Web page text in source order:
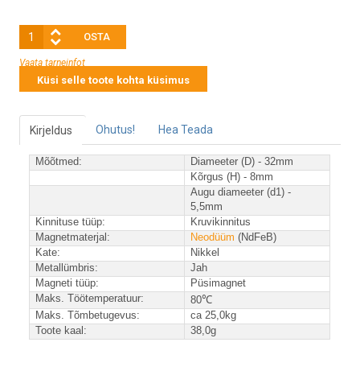
Vaata tarneinfot
Küsi selle toote kohta küsimus
Kirjeldus Ohutus! Hea Teada
Mõõtmed:
Diameeter (D) - 32mm
Kõrgus (H) - 8mm
Augu diameeter (d1) -
5,5mm
Kinnituse tüüp:
Kruvikinnitus
Magnetmaterjal:
Neodüüm (NdFeB)
Kate:
Nikkel
Metallümbris:
Jah
Magneti tüüp:
Püsimagnet
Maks. Töötemperatuur:
80℃
Maks. Tõmbetugevus:
ca25,0kg
Toote kaal:
38,0g